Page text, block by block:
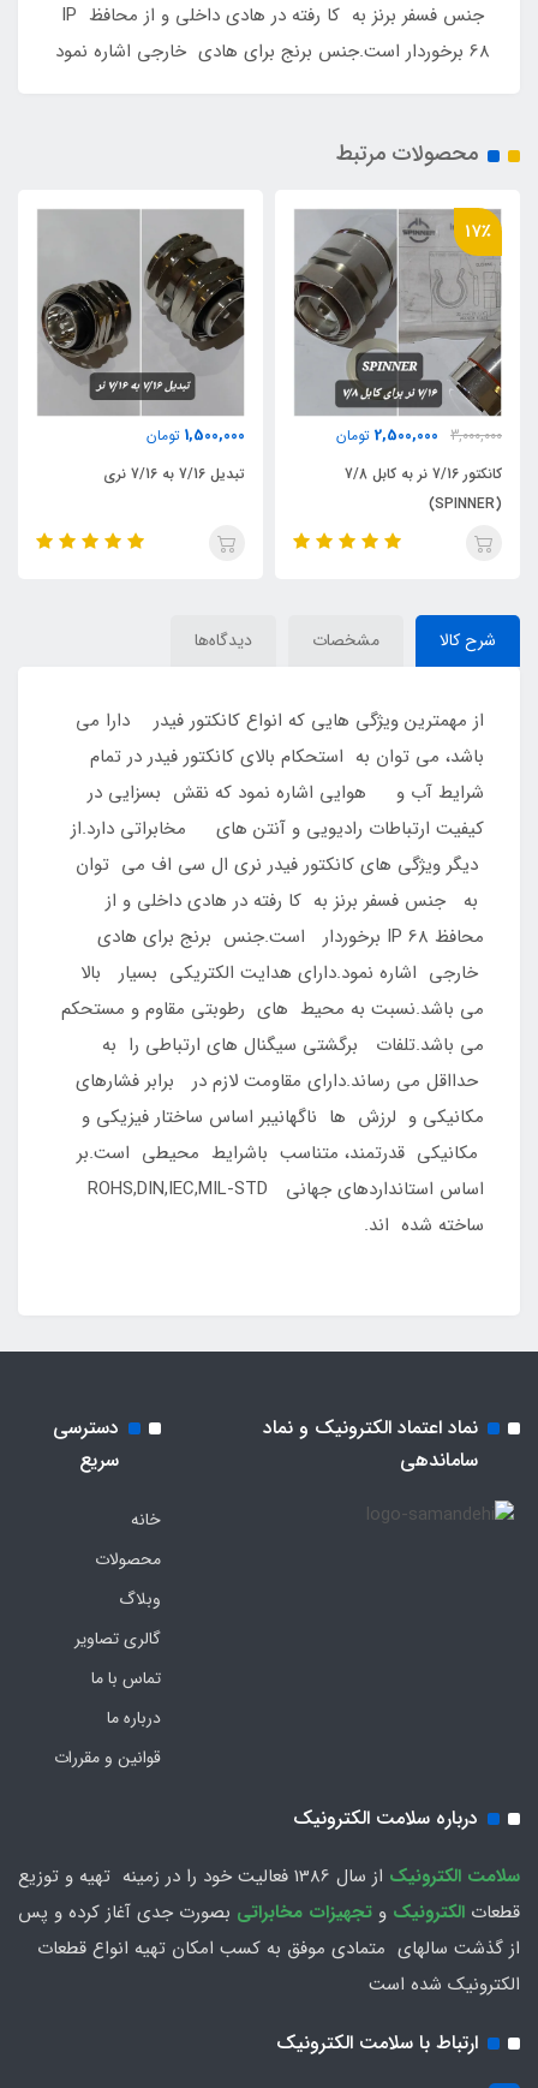
جنس فسفر برنز به کا رفته در هادی داخلی و از محافظ IP
68 برخوردار است.جنس برنج برای هادی خارجی اشاره نمود
محصولات مرتبط
2,500,000 تومان
کانکتور 7/16 نر به کابل 7/8
1,500,000
تومان
شرح کالا مشخصات دیدگاه‌ها
از مهمترین ویژگی هایی که انواع کانکتور فیدر دارا می
باشد، می توان به استحکام بالای کانکتور فیدر در تمام
شرایط آب و هوایی اشاره نمود که نقش بسزایی در
کیفیت ارتباطات رادیویی و آنتن های مخابراتی دارد.از
دیگر ویژگی های کانکتور فیدر نری ال سی اف می توان
به جنس فسفر برنز به کا رفته در هادی داخلی و از
محافظ IP 68 برخوردار است.جنس برنج برای هادی
خارجی اشاره نمود.دارای هدایت الکتریکی بسیار بالا
می باشد.نسبت به محیط های رطوبتی مقاوم و مستحکم
می باشد.تلفات برگشتی سیگنال های ارتباطی را به
حدااقل می رساند.دارای مقاومت لازم در برابر فشارهای
مکانیکی و لرزش ها ناگهانیبر اساس ساختار فیزیکی و
مکانیکی قدرتمند، متناسب باشرایط محیطی است.بر
ساخته شده اند.
نماد اعتماد الکترونیک و نماد
ساماندهی
دسترسی
سریع
خانه
محصولات
وبلاگ
گالری تصاویر
تماس با ما
درباره ما
قوانین و مقررات
درباره سلامت الکترونیک
سلامت الكترونيك
از سال 1386 فعاليت خود را در زمينه تهيه و توزیع
قطعات الکترونیک و تجهیزات مخابراتی بصورت جدي آغاز كرده و پس
از گذشت سالهاي متمادي موفق به کسب امکان تهیه انواع قطعات
الکترونیک شده است
ارتباط با سلامت الکترونیک